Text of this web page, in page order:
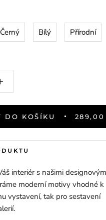
Černý Bílý Přírodní
DO KOŠÍKU 289,00
interiér s našimi
moderní motivy vhodné k
vystavení, tak pro sestavení